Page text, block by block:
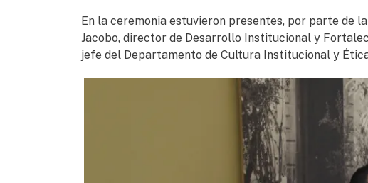
En la ceremonia estuvieron presentes, por parte de
Jacobo, director de Desarrollo Institucional y
jefe del Departamento de Cultura Institucional y